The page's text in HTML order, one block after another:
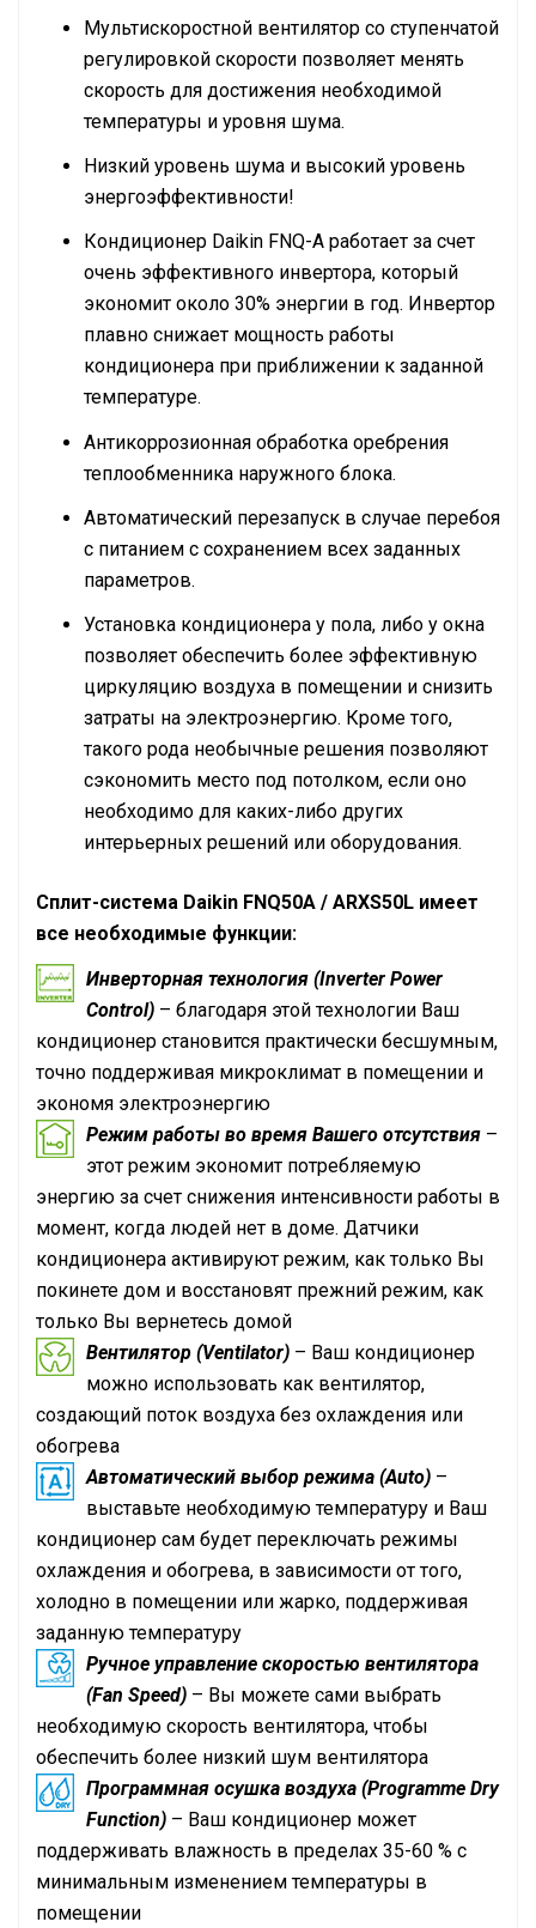
Мультискоростной вентилятор со ступенчатой
регулировкой скорости позволяет менять
скорость для достижения необходимой
температуры и уровня шума.
Низкий уровень шума и высокий уровень
энергоэффективности!
Кондиционер Daikin FNQ-A работает за счет
очень эффективного инвертора, который
экономит около 30% энергии в год. Инвертор
плавно снижает мощность работы
кондиционера при приближении к заданной
температуре.
Антикоррозионная обработка оребрения
теплообменника наружного блока.
Автоматический перезапуск в случае перебоя
с питанием с сохранением всех заданных
параметров.
Установка кондиционера у пола, либо у окна
позволяет обеспечить более эффективную
циркуляцию воздуха в помещении и снизить
затраты на электроэнергию. Кроме того,
такого рода необычные решения позволяют
сэкономить место под потолком, если оно
необходимо для каких-либо других
интерьерных решений или оборудования.
Сплит-система Daikin FNQ50A / ARXS50L имеет
все необходимые функции:
Инверторная технология (Inverter Power
Control) – благодаря этой технологии Ваш
кондиционер становится практически бесшумным,
точно поддерживая микроклимат в помещении и
экономя электроэнергию
Режим работы во время Вашего отсутствия –
этот режим экономит потребляемую
энергию за счет снижения интенсивности работы в
момент, когда людей нет в доме. Датчики
кондиционера активируют режим, как только Вы
покинете дом и восстановят прежний режим, как
только Вы вернетесь домой
Вентилятор (Ventilator) – Ваш кондиционер
можно использовать как вентилятор,
создающий поток воздуха без охлаждения или
обогрева
Автоматический выбор режима (Auto) –
выставьте необходимую температуру и Ваш
кондиционер сам будет переключать режимы
охлаждения и обогрева, в зависимости от того,
холодно в помещении или жарко, поддерживая
заданную температуру
Ручное управление скоростью вентилятора
(Fan Speed) – Вы можете сами выбрать
необходимую скорость вентилятора, чтобы
обеспечить более низкий шум вентилятора
Программная осушка воздуха (Programme Dry
Function) – Ваш кондиционер может
поддерживать влажность в пределах 35-60 % с
минимальным изменением температуры в
помещении